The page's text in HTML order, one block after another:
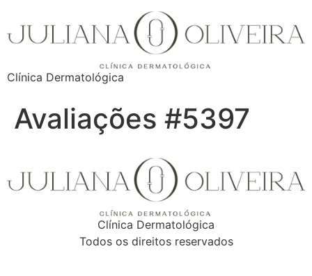
Clínica Dermatológica
Avaliações #5397
Clínica Dermatológica
Todos os direitos reservados